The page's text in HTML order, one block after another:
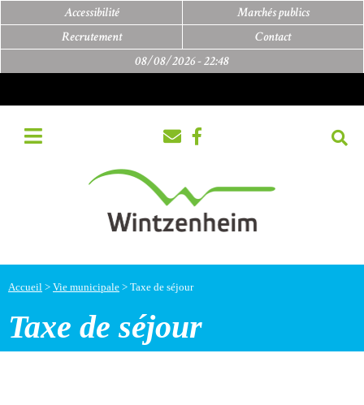
Accessibilité
Marchés publics
Recrutement
Contact
08/08/2026 -22:48
Accueil > Vie municipale > Taxe de séjour
Taxe de séjour